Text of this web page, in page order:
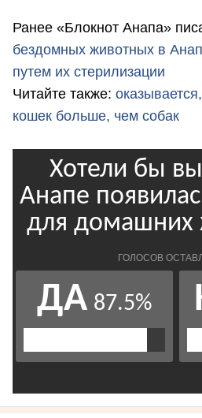
Ранее «Блокнот Анапа»
бездомных животных в
путем их стерилизации
Читайте также:
кошек больше, чем собак